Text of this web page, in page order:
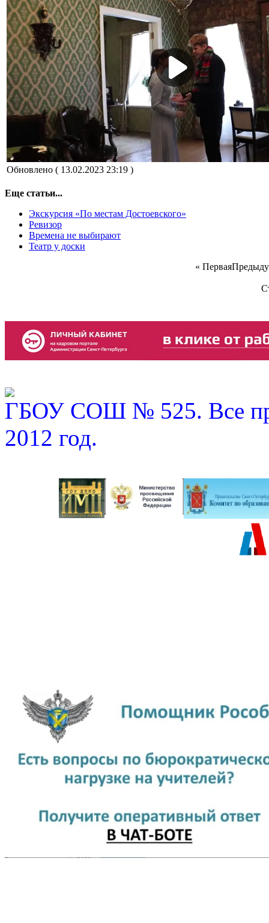
Обновлено ( 13.02.2023 23:19 )
Еще статьи...
Экскурсия «По местам Достоевского»
Ревизор
Времена не выбирают
Театр у доски
« Первая
ГБОУ СОШ № 525. Все
2012 год.